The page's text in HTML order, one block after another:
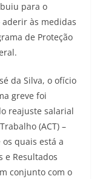
para o
às medidas
de Proteção
da Silva, o ofício
greve foi
reajuste salarial
(ACT) –
quais está a
e Resultados
conjunto com o